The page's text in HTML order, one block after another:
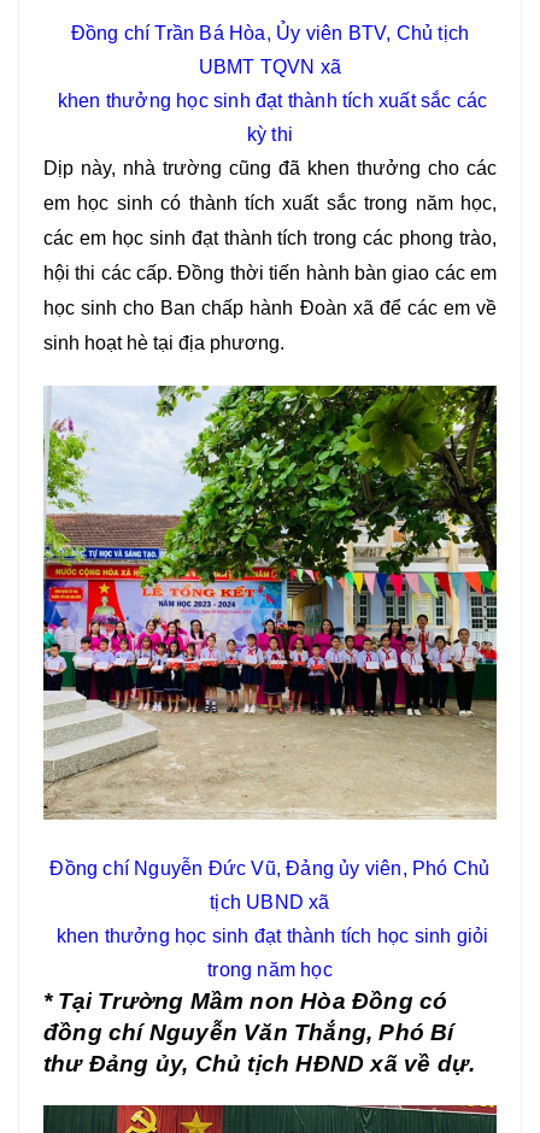
Đồng chí Trần Bá Hòa, Ủy viên BTV, Chủ tịch
UBMT TQVN xã
khen thưởng học sinh đạt thành tích xuất sắc các
kỳ thi
Dịp này, nhà trường cũng đã khen thưởng cho các
em học sinh có thành tích xuất sắc trong năm học,
các em học sinh đạt thành tích trong các phong trào,
hội thi các cấp. Đồng thời tiến hành bàn giao các em
học sinh cho Ban chấp hành Đoàn xã để các em về
sinh hoạt hè tại địa phương.
Đồng chí Nguyễn Đức Vũ, Đảng ủy viên, Phó Chủ
tịch UBND xã
khen thưởng học sinh đạt thành tích học sinh giỏi
trong năm học
* Tại Trường Mầm non Hòa Đồng có
đồng chí Nguyễn Văn Thắng, Phó Bí
thư Đảng ủy, Chủ tịch HĐND xã về dự.